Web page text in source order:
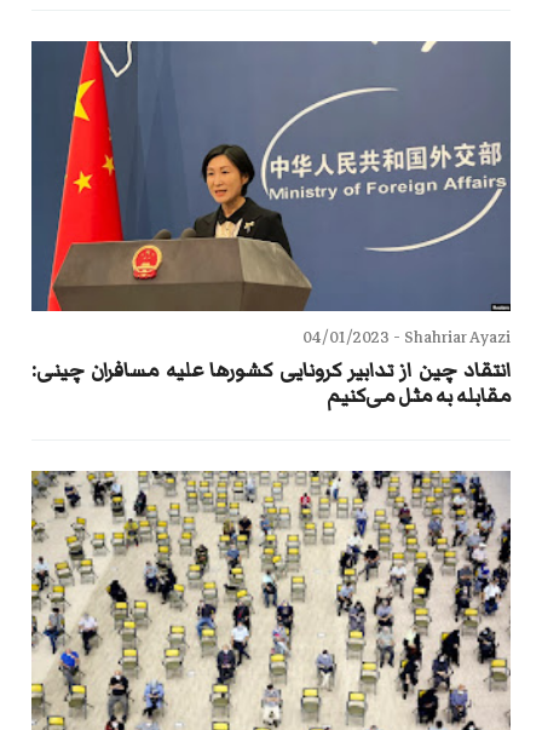
Shahriar Ayazi -
04/01/2023
انتقاد چین از تدابیر کرونایی کشورها علیه مسافران چینی:
مقابله به مثل می‌کنیم